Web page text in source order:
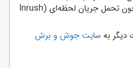
بلافاصله دود می‌شود و می‌سوزد، چون تحمل جریان لحظه‌ای (Inrush
به سایت جوش و برش